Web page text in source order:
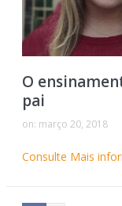
O
pai
on: março 20, 2018
Consulte Mais